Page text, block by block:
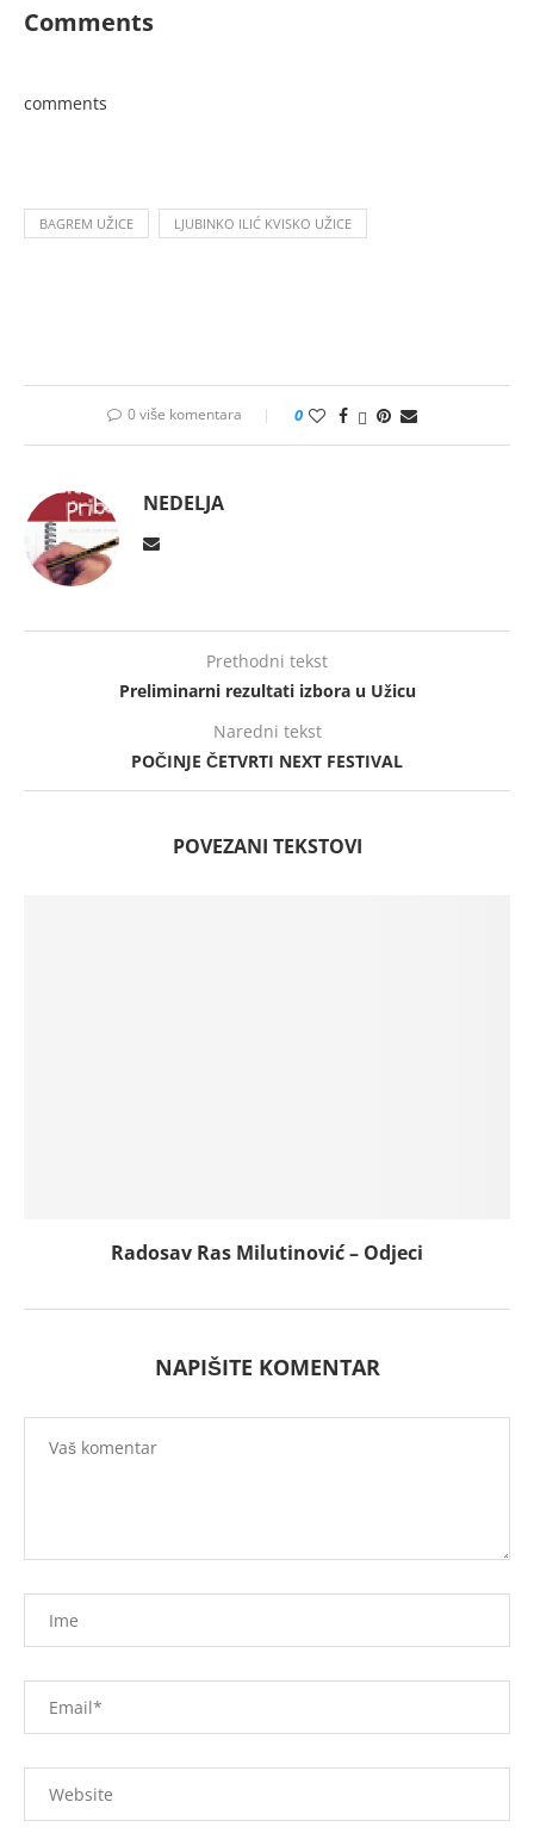
Comments
comments
BAGREM UŽICE LJUBINKO ILIĆ KVISKO UŽICE
0 više komentara 0
NEDELJA
Prethodni tekst
Preliminarni rezultati izbora u Užicu
Naredni tekst
POČINJE ČETVRTI NEXT FESTIVAL
POVEZANI TEKSTOVI
Radosav Ras Milutinović – Odjeci
NAPIŠITE KOMENTAR